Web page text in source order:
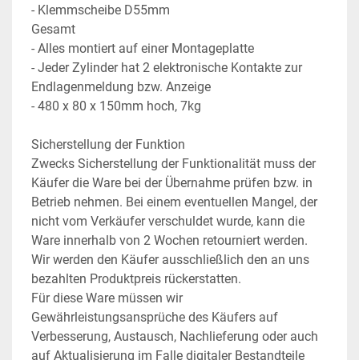
- Klemmscheibe D55mm
Gesamt
- Alles montiert auf einer Montageplatte
- Jeder Zylinder hat 2 elektronische Kontakte zur
Endlagenmeldung bzw. Anzeige
- 480 x 80 x 150mm hoch, 7kg
Sicherstellung der Funktion
Zwecks Sicherstellung der Funktionalität muss der
Käufer die Ware bei der Übernahme prüfen bzw. in
Betrieb nehmen. Bei einem eventuellen Mangel, der
nicht vom Verkäufer verschuldet wurde, kann die
Ware innerhalb von 2 Wochen retourniert werden.
Wir werden den Käufer ausschließlich den an uns
bezahlten Produktpreis rückerstatten.
Für diese Ware müssen wir
Gewährleistungsansprüche des Käufers auf
Verbesserung, Austausch, Nachlieferung oder auch
auf Aktualisierung im Falle digitaler Bestandteile